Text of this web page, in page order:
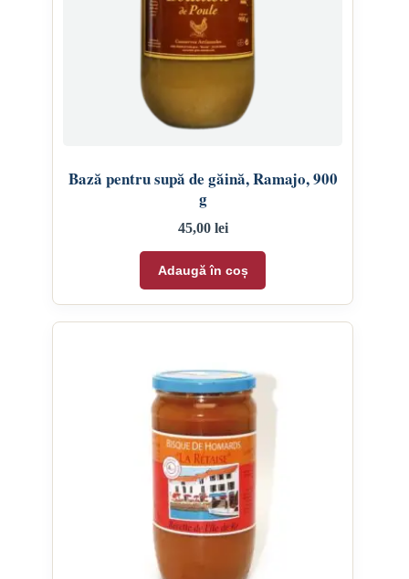
Bază pentru supă de găină, Ramajo, 900
g
45,00 lei
Adaugă în coș